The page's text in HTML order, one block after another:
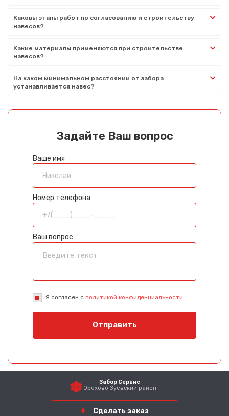
Каковы этапы работ по согласованию и строительству
навесов?
Какие материалы применяются при строительстве
навесов?
На каком минимальном расстоянии от забора
устанавливается навес?
Задайте Ваш вопрос
Ваше имя
Номер телефона
Ваш вопрос
Я согласен с политикой конфиденциальности
Отправить
Забор Сервис
Орехово Зуевский район
Сделать заказ